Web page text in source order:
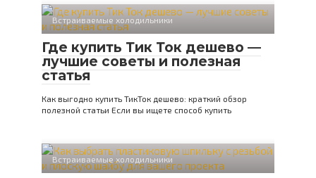
Встраиваемые холодильники
Где купить Тик Ток дешево —
лучшие советы и полезная
статья
Как выгодно купить ТикТок дешево: краткий обзор
полезной статьи Если вы ищете способ купить
Встраиваемые холодильники